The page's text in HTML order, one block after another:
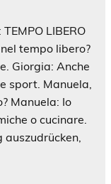
LIBERO
tempo libero?
Giorgia: Anche
sport. Manuela,
Manuela: Io
o cucinare.